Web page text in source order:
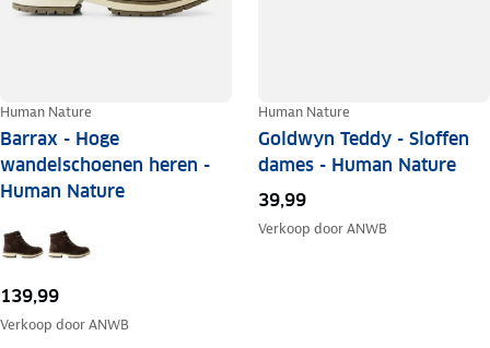
Human Nature
Barrax - Hoge
wandelschoenen heren -
Human Nature
139,99
Verkoop doorANWB
Human Nature
Goldwyn Teddy - Sloffen
dames - Human Nature
39,99
Verkoop doorANWB